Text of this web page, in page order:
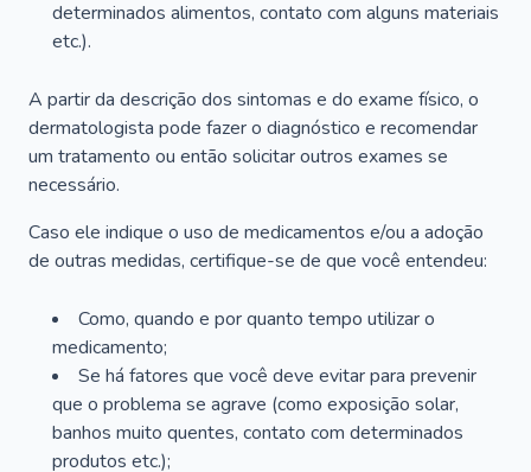
determinados alimentos, contato com alguns materiais
etc.).
A partir da descrição dos sintomas e do exame físico, o
dermatologista pode fazer o diagnóstico e recomendar
um tratamento ou então solicitar outros exames se
necessário.
Caso ele indique o uso de medicamentos e/ou a adoção
de outras medidas, certifique-se de que você entendeu:
Como, quando e por quanto tempo utilizar o
medicamento;
Se há fatores que você deve evitar para prevenir
que o problema se agrave (como exposição solar,
banhos muito quentes, contato com determinados
produtos etc.);